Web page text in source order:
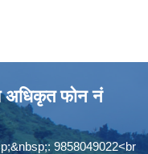
अधिकृत फोन नं
9858049022<br